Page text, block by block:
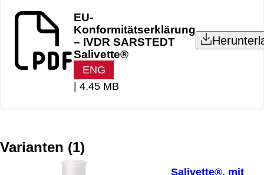
EU-
Konformitätserklärung
– IVDR SARSTEDT
Salivette®
ENG
| 4.45 MB
Varianten (1)
Salivette®, mit